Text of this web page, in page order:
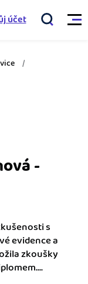
účet
-
s
evidence a
zkoušky